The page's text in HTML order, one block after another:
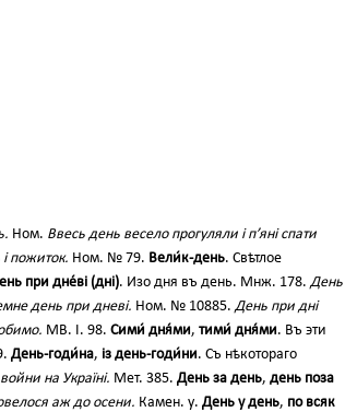
Ном. Ввесь день весело прогуляли і п’яні спати
пожиток. Ном. № 79. Вели́к-день. Свѣтлое
при дне́ві (дні). Изо дня въ день. Мнж. 178.День
день при дневі. Ном. № 10885.День при дні
МВ. І. 98. Сими́ дня́ми, тими́ дня́ми. Въ эти
День-годи́на, із день-годи́ни. Съ нѣкотораго
на Україні. Мет. 385. День за день, день поза
аж до осени. Камен. у. День у день, по всяк